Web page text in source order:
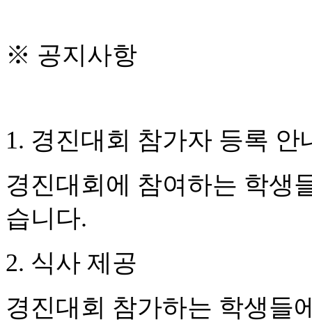
※ 공지사항
1. 경진대회 참가자 등록 안
경진대회에 참여하는 학생
습니다.
2. 식사 제공
경진대회 참가하는 학생들